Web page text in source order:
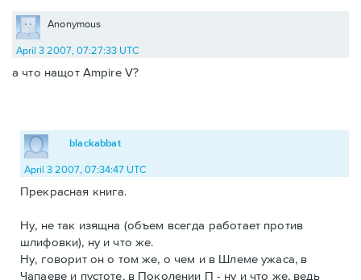
Anonymous
April 3 2007, 07:27:33 UTC
а что нащот Ampire V?
blackabbat
April 3 2007, 07:34:47 UTC
Прекрасная книга.
Ну, не так изящна (объем всегда работает против
шлифовки), ну и что же.
Ну, говорит он о том же, о чем и в Шлеме ужаса, в
Чапаеве и пустоте, в Поколении П - ну и что же, ведь